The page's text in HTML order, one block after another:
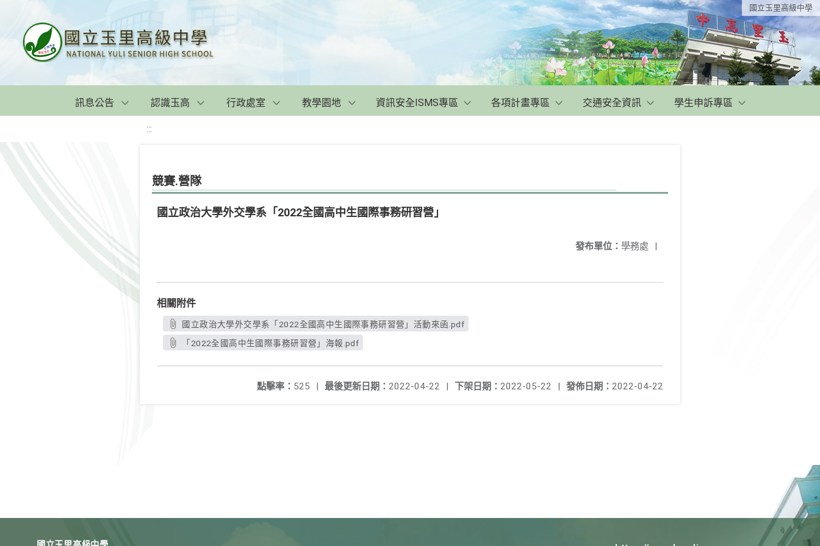
國立玉里高級中學
訊息公告 認識玉高 行政處室 教學園地 資訊安全ISMS專區 各項計畫專區 交通安全資訊 學生申訴專區
:::
競賽.營隊
國立政治大學外交學系「2022全國高中生國際事務研習營」
發布單位： 學務處 |
相關附件
國立政治大學外交學系「2022全國高中生國際事務研習營」活動來函.pdf
「2022全國高中生國際事務研習營」海報.pdf
發佈日期： 2022-04-22
下架日期： 2022-05-22 |
最後更新日期： 2022-04-22 |
點擊率： 525 |